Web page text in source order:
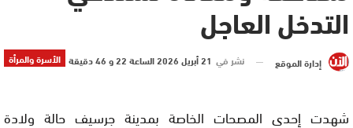
التدخل العاجل
الأسرة والمرأة إدارة الموقع نشر في 21 أبريل 2026 الساعة 22 و 46 دقيقة
شهدت إحدى المصحات الخاصة بمدينة جرسيف حالة ولادة